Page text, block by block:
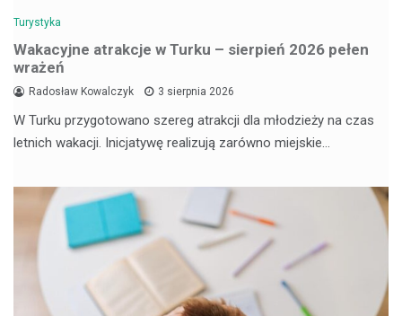
Turystyka
Wakacyjne atrakcje w Turku – sierpień 2026 pełen
wrażeń
Radosław Kowalczyk 3 sierpnia 2026
W Turku przygotowano szereg atrakcji dla młodzieży na czas
letnich wakacji. Inicjatywę realizują zarówno miejskie…